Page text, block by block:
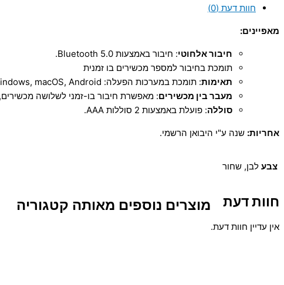
חוות דעת (0)
מאפיינים:
חיבור אלחוטי: חיבור באמצעות Bluetooth 5.0.
תומכת בחיבור למספר מכשירים בו זמנית
תאימות: תומכת במערכות הפעלה: Windows, macOS, Android, ו-iOS.
מעבר בין מכשירים: מאפשרת חיבור בו-זמני לשלושה
סוללה: פועלת באמצעות 2 סוללות AAA.
אחריות: שנה ע"י היבואן הרשמי.
צבע לבן, שחור
חוות דעת
אין עדיין חוות דעת.
מוצרים נוספים מאותה קטגוריה